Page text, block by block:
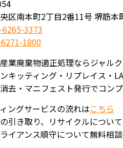
区南本町2丁目2番11号 堺筋本
6265-3373
1800
業廃棄物適正処理ならジャル
キッティング・リプレイス・
去・マニフェスト発行でコン
ングサービスの流れはこちら
引き取り、リサイクルについ
イアンス順守について無料相